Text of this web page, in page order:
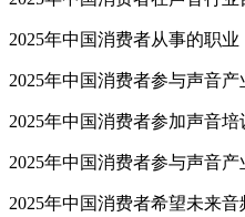
2025年中国消费者从事的职业
2025年中国消费者参与声音
2025年中国消费者参加声音培
2025年中国消费者参与声音
2025年中国消费者希望未来